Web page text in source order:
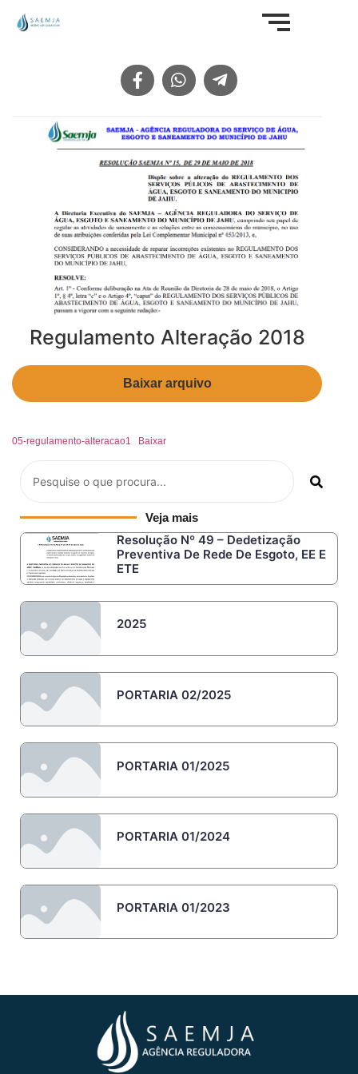
Regulamento Alteração 2018
Baixar arquivo
05-regulamento-alteracao1 Baixar
Veja mais
Resolução Nº 49 – Dedetização
Preventiva De Rede De Esgoto, EE E
ETE
2025
PORTARIA 02/2025
PORTARIA 01/2025
PORTARIA 01/2024
PORTARIA 01/2023